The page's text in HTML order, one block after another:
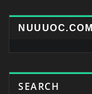
NUUUOC.COM
SEARCH